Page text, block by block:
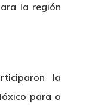
la región
la
para o